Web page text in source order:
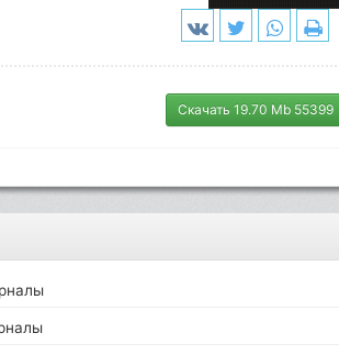
Скачать 19.70 Mb 55399